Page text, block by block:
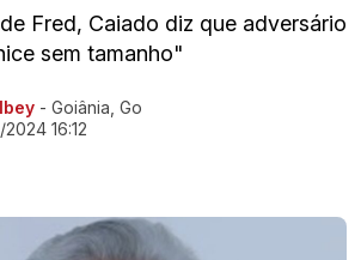
Fred, Caiado diz que adversário
sem tamanho"
- Goiânia, Go
16:12